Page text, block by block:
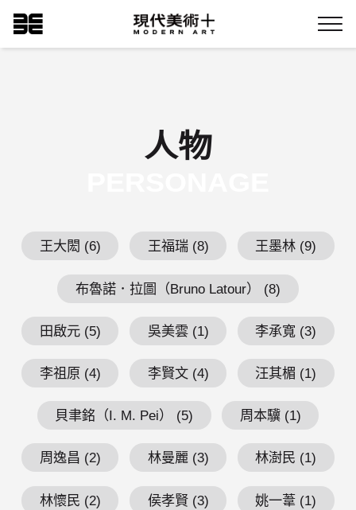
到
主
現代美術+Logo
Menu
人物
王大閎 (6) 王福瑞 (8) 王墨林 (9)
布魯諾．拉圖（Bruno Latour） (8)
田啟元 (5) 吳美雲 (1) 李承寬 (3)
李祖原 (4) 李賢文 (4) 汪其楣 (1)
貝聿銘（I. M. Pei） (5) 周本驥 (1)
周逸昌 (2) 林曼麗 (3) 林澍民 (1)
林懷民 (2) 侯孝賢 (3) 姚一葦 (1)